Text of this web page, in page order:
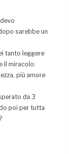
sarebbe un
tanto leggere
il miracolo:
più amore
da 3
poi per tutta